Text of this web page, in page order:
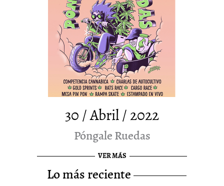
30 / Abril / 2022
Póngale Ruedas
VER MÁS
lo más reciente